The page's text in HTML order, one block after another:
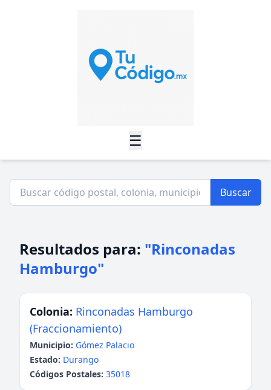
☰
Buscar
Resultados para: "Rinconadas
Hamburgo"
Colonia: Rinconadas Hamburgo
(Fraccionamiento)
Municipio: Gómez Palacio
Estado: Durango
Códigos Postales: 35018